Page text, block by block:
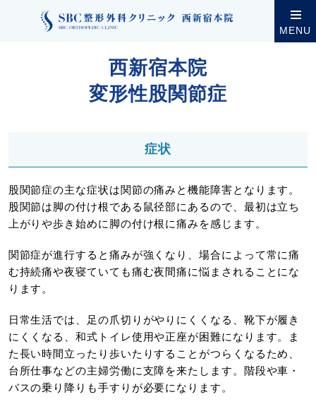
MENU
クリニック案内 西新宿本院の診療・設
西新宿本院
変形性股関節症
症状
股関節症の主な症状は関節の痛みと機能障害となります。
股関節は脚の付け根である鼠径部にあるので、最初は立ち
上がりや歩き始めに脚の付け根に痛みを感じます。
関節症が進行すると痛みが強くなり、場合によって常に痛
む持続痛や夜寝ていても痛む夜間痛に悩まされることにな
ります。
日常生活では、足の爪切りがやりにくくなる、靴下が履き
にくくなる、和式トイレ使用や正座が困難になります。ま
た長い時間立ったり歩いたりすることがつらくなるため、
台所仕事などの主婦労働に支障を来たします。階段や車・
バスの乗り降りも手すりが必要になります。